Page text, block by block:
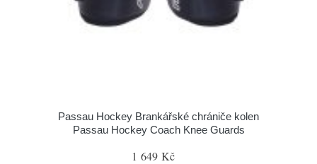
Passau Hockey Brankářské chrániče kolen
Passau Hockey Coach Knee Guards
1 649 Kč